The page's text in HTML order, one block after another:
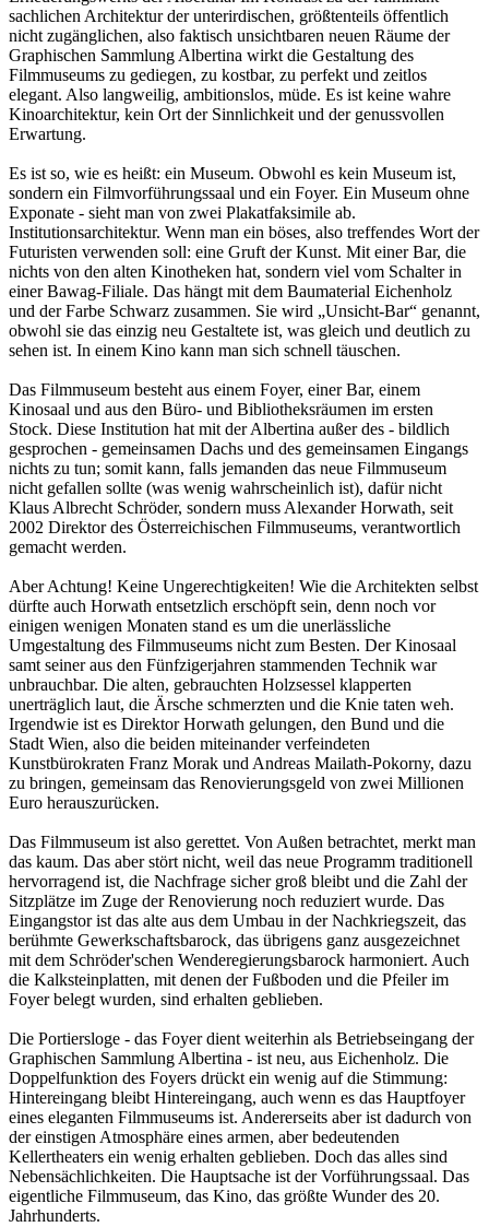
sachlichen Architektur der unterirdischen, größtenteils öffentlich
nicht zugänglichen, also faktisch unsichtbaren neuen Räume der
Graphischen Sammlung Albertina wirkt die Gestaltung des
Filmmuseums zu gediegen, zu kostbar, zu perfekt und zeitlos
elegant. Also langweilig, ambitionslos, müde. Es ist keine wahre
Kinoarchitektur, kein Ort der Sinnlichkeit und der genussvollen
Erwartung.
Es ist so, wie es heißt: ein Museum. Obwohl es kein Museum ist,
sondern ein Filmvorführungssaal und ein Foyer. Ein Museum ohne
Exponate - sieht man von zwei Plakatfaksimile ab.
Institutionsarchitektur. Wenn man ein böses, also treffendes Wort der
Futuristen verwenden soll: eine Gruft der Kunst. Mit einer Bar, die
nichts von den alten Kinotheken hat, sondern viel vom Schalter in
einer Bawag-Filiale. Das hängt mit dem Baumaterial Eichenholz
und der Farbe Schwarz zusammen. Sie wird „Unsicht-Bar“ genannt,
obwohl sie das einzig neu Gestaltete ist, was gleich und deutlich zu
sehen ist. In einem Kino kann man sich schnell täuschen.
Das Filmmuseum besteht aus einem Foyer, einer Bar, einem
Kinosaal und aus den Büro- und Bibliotheksräumen im ersten
Stock. Diese Institution hat mit der Albertina außer des - bildlich
gesprochen - gemeinsamen Dachs und des gemeinsamen Eingangs
nichts zu tun; somit kann, falls jemanden das neue Filmmuseum
nicht gefallen sollte (was wenig wahrscheinlich ist), dafür nicht
Klaus Albrecht Schröder, sondern muss Alexander Horwath, seit
2002 Direktor des Österreichischen Filmmuseums, verantwortlich
gemacht werden.
Aber Achtung! Keine Ungerechtigkeiten! Wie die Architekten selbst
dürfte auch Horwath entsetzlich erschöpft sein, denn noch vor
einigen wenigen Monaten stand es um die unerlässliche
Umgestaltung des Filmmuseums nicht zum Besten. Der Kinosaal
samt seiner aus den Fünfzigerjahren stammenden Technik war
unbrauchbar. Die alten, gebrauchten Holzsessel klapperten
unerträglich laut, die Ärsche schmerzten und die Knie taten weh.
Irgendwie ist es Direktor Horwath gelungen, den Bund und die
Stadt Wien, also die beiden miteinander verfeindeten
Kunstbürokraten Franz Morak und Andreas Mailath-Pokorny, dazu
zu bringen, gemeinsam das Renovierungsgeld von zwei Millionen
Euro herauszurücken.
Das Filmmuseum ist also gerettet. Von Außen betrachtet, merkt man
das kaum. Das aber stört nicht, weil das neue Programm traditionell
hervorragend ist, die Nachfrage sicher groß bleibt und die Zahl der
Sitzplätze im Zuge der Renovierung noch reduziert wurde. Das
Eingangstor ist das alte aus dem Umbau in der Nachkriegszeit, das
berühmte Gewerkschaftsbarock, das übrigens ganz ausgezeichnet
mit dem Schröder'schen Wenderegierungsbarock harmoniert. Auch
die Kalksteinplatten, mit denen der Fußboden und die Pfeiler im
Foyer belegt wurden, sind erhalten geblieben.
Die Portiersloge - das Foyer dient weiterhin als Betriebseingang der
Graphischen Sammlung Albertina - ist neu, aus Eichenholz. Die
Doppelfunktion des Foyers drückt ein wenig auf die Stimmung:
Hintereingang bleibt Hintereingang, auch wenn es das Hauptfoyer
eines eleganten Filmmuseums ist. Andererseits aber ist dadurch von
der einstigen Atmosphäre eines armen, aber bedeutenden
Kellertheaters ein wenig erhalten geblieben. Doch das alles sind
Nebensächlichkeiten. Die Hauptsache ist der Vorführungssaal. Das
eigentliche Filmmuseum, das Kino, das größte Wunder des 20.
Jahrhunderts.